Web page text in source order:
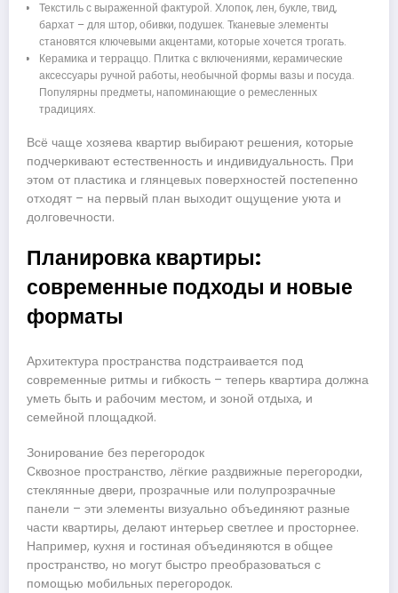
Текстиль с выраженной фактурой. Хлопок, лен, букле, твид,
бархат – для штор, обивки, подушек. Тканевые элементы
становятся ключевыми акцентами, которые хочется трогать.
Керамика и терраццо. Плитка с включениями, керамические
аксессуары ручной работы, необычной формы вазы и посуда.
Популярны предметы, напоминающие о ремесленных
традициях.
Всё чаще хозяева квартир выбирают решения, которые
подчеркивают естественность и индивидуальность. При
этом от пластика и глянцевых поверхностей постепенно
отходят – на первый план выходит ощущение уюта и
долговечности.
Планировка квартиры:
современные подходы и новые
форматы
Архитектура пространства подстраивается под
современные ритмы и гибкость – теперь квартира должна
уметь быть и рабочим местом, и зоной отдыха, и
семейной площадкой.
Зонирование без перегородок
Сквозное пространство, лёгкие раздвижные перегородки,
стеклянные двери, прозрачные или полупрозрачные
панели – эти элементы визуально объединяют разные
части квартиры, делают интерьер светлее и просторнее.
Например, кухня и гостиная объединяются в общее
пространство, но могут быстро преобразоваться с
помощью мобильных перегородок.